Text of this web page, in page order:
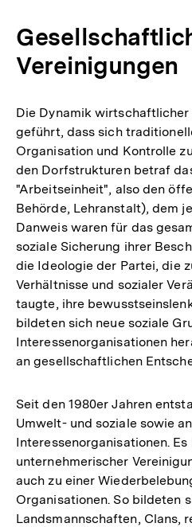
Vereinigungen
Die Dynamik wirtschaftlicher
geführt, dass sich
Organisation und Kontrolle
den Dorfstrukturen betraf
"Arbeitseinheit", also den
Behörde, Lehranstalt), dem
Danweis waren für das
soziale Sicherung ihrer
die Ideologie der Partei, die
Verhältnisse und sozialer
taugte, ihre
bildeten sich neue soziale
Interessenorganisationen
an gesellschaftlichen
Seit den 1980er Jahren
Umwelt- und soziale sowie
Interessenorganisationen. Es
unternehmerischer
auch zu einer
Organisationen. So bildeten
Landsmannschaften, Clans,